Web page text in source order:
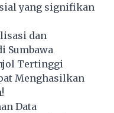
yang signifikan
dan
Sumbawa
Tertinggi
Menghasilkan
Data